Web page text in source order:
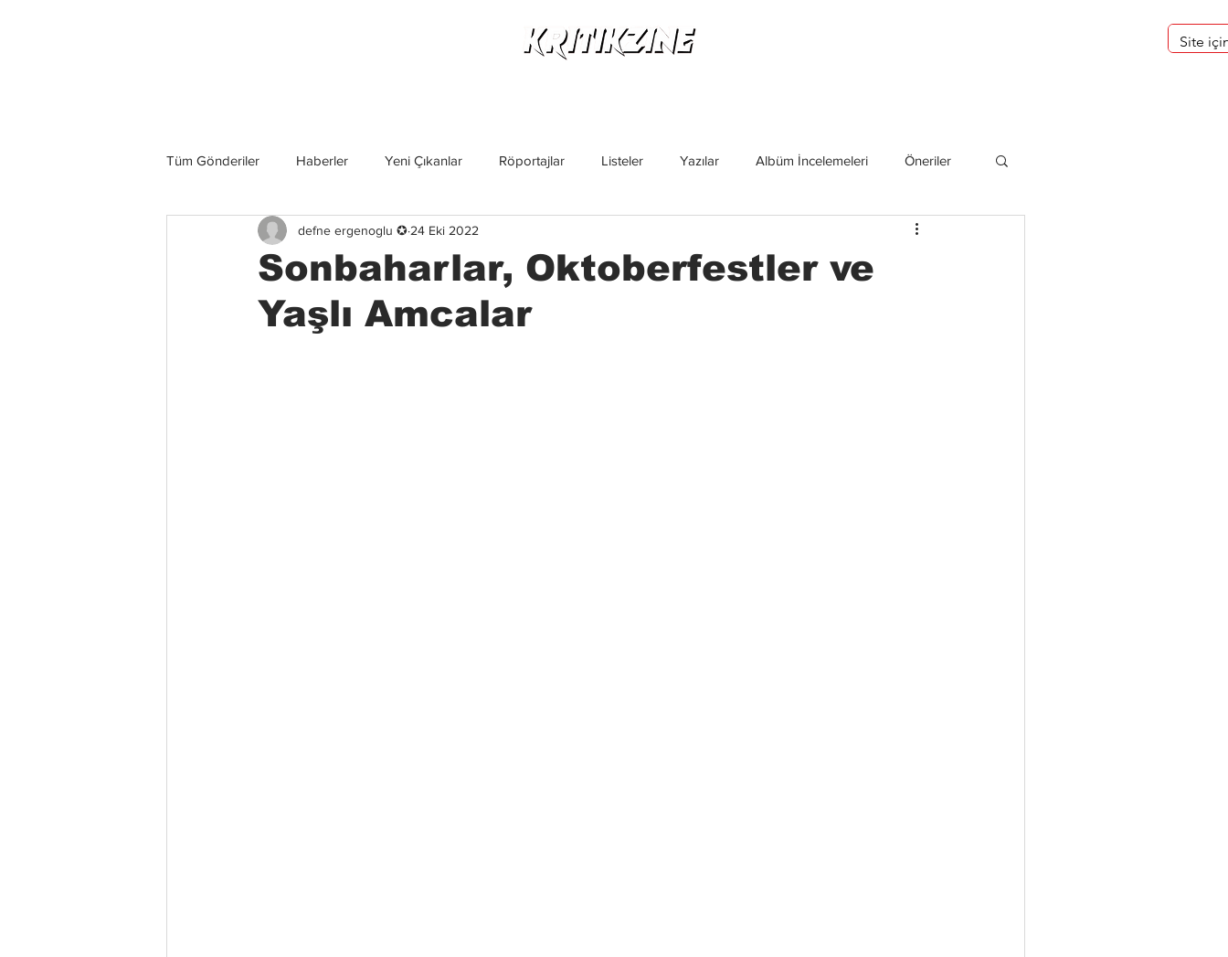
Tüm Gönderiler Haberler Yeni Çıkanlar Röportajlar Listeler Yazılar Albüm İncelemeleri Öneriler
Grup İncelemeleri Konserler İncelemeler
Sonbaharlar, Oktoberfestler ve
Yaşlı Amcalar
defne ergenoglu ✪ 24 Eki 2022